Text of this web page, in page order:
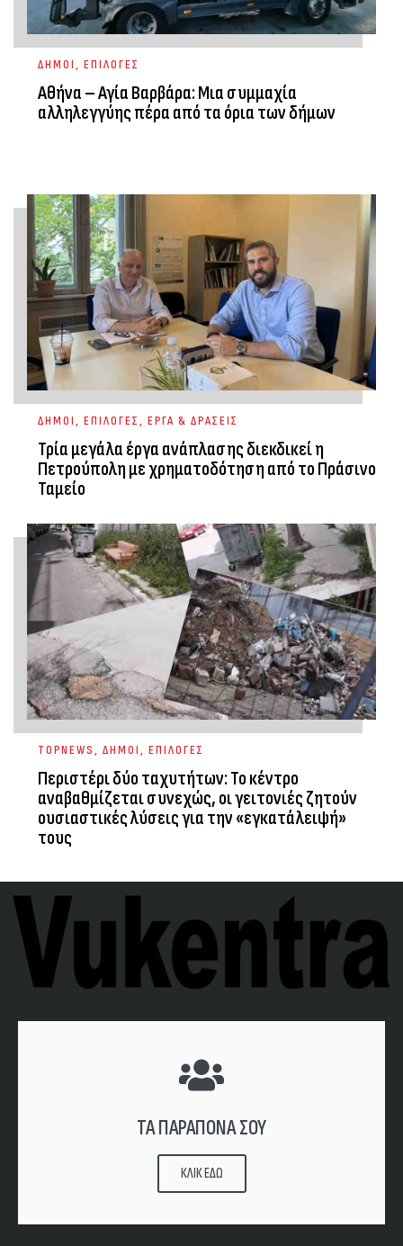
ΔΗΜΟΙ, ΕΠΙΛΟΓΕΣ
Αθήνα – Αγία Βαρβάρα: Μια συμμαχία
αλληλεγγύης πέρα από τα όρια των δήμων
ΔΗΜΟΙ, ΕΠΙΛΟΓΕΣ, ΕΡΓΑ & ΔΡΑΣΕΙΣ
Τρία μεγάλα έργα ανάπλασης διεκδικεί η
Πετρούπολη με χρηματοδότηση από το Πράσινο
Ταμείο
TOPNEWS, ΔΗΜΟΙ, ΕΠΙΛΟΓΕΣ
Περιστέρι δύο ταχυτήτων: Το κέντρο
αναβαθμίζεται συνεχώς, οι γειτονιές ζητούν
ουσιαστικές λύσεις για την «εγκατάλειψή»
τους
ΤΑ ΠΑΡΑΠΟΝΑ ΣΟΥ
ΚΛΙΚ ΕΔΩ